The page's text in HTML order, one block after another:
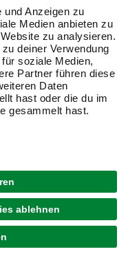
einen
Dann
Diese
sondern mit gleicher
können Sie
oder als
gerüstet – und das
der Vergangenheit
heute in einen
von hagebaumarkt
ein